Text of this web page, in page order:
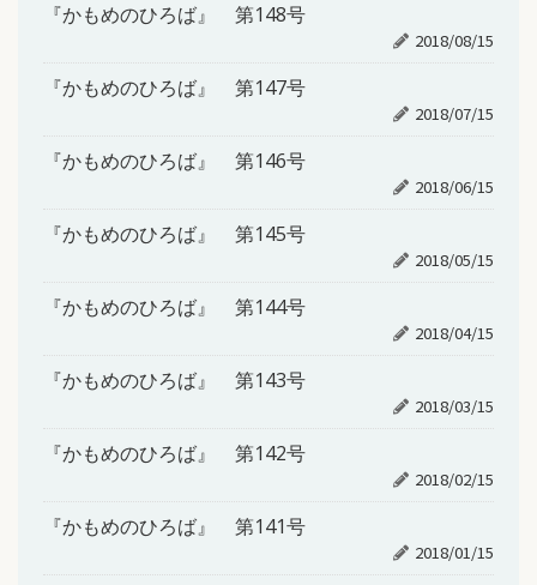
『かもめのひろば』 第148号
2018/08/15
『かもめのひろば』 第147号
2018/07/15
『かもめのひろば』 第146号
2018/06/15
『かもめのひろば』 第145号
2018/05/15
『かもめのひろば』 第144号
2018/04/15
『かもめのひろば』 第143号
2018/03/15
『かもめのひろば』 第142号
2018/02/15
『かもめのひろば』 第141号
2018/01/15